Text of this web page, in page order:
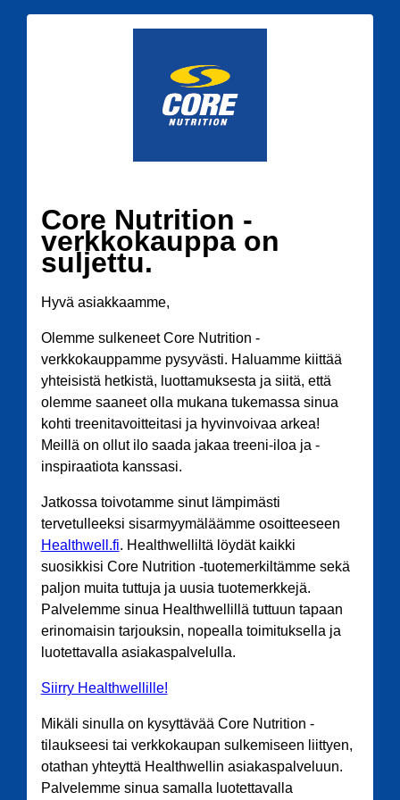
Core Nutrition -
verkkokauppa on
suljettu.
Hyvä asiakkaamme,
Olemme sulkeneet Core Nutrition -
verkkokauppamme pysyvästi. Haluamme kiittää
yhteisistä hetkistä, luottamuksesta ja siitä, että
olemme saaneet olla mukana tukemassa sinua
kohti treenitavoitteitasi ja hyvinvoivaa arkea!
Meillä on ollut ilo saada jakaa treeni-iloa ja -
inspiraatiota kanssasi.
Jatkossa toivotamme sinut lämpimästi
tervetulleeksi sisarmyymäläämme osoitteeseen
Healthwell.fi. Healthwelliltä löydät kaikki
suosikkisi Core Nutrition -tuotemerkiltämme sekä
paljon muita tuttuja ja uusia tuotemerkkejä.
Palvelemme sinua Healthwellillä tuttuun tapaan
erinomaisin tarjouksin, nopealla toimituksella ja
luotettavalla asiakaspalvelulla.
Siirry Healthwellille!
Mikäli sinulla on kysyttävää Core Nutrition -
tilaukseesi tai verkkokaupan sulkemiseen liittyen,
otathan yhteyttä Healthwellin asiakaspalveluun.
Palvelemme sinua samalla luotettavalla